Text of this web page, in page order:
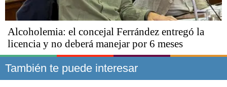
Alcoholemia: el concejal Ferrández entregó la
licencia y no deberá manejar por 6 meses
También te puede interesar